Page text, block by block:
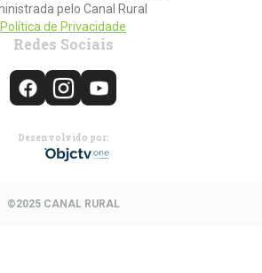
pelo Canal Rural
Política de Privacidade
Redes Sociais
Desenvolvido por:
©2025 CANAL RURAL